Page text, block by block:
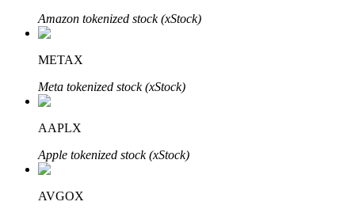
มากถึง 65% คอมมิชชั่น!
Amazon tokenized stock (xStock)
METAX
Meta tokenized stock (xStock)
AAPLX
Apple tokenized stock (xStock)
AVGOX